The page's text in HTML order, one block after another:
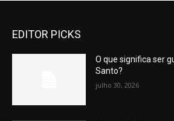
EDITOR PICKS
O que significa ser
Santo?
julho 30, 2026